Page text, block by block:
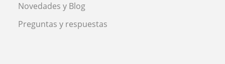
Novedades y Blog
Preguntas y respuestas